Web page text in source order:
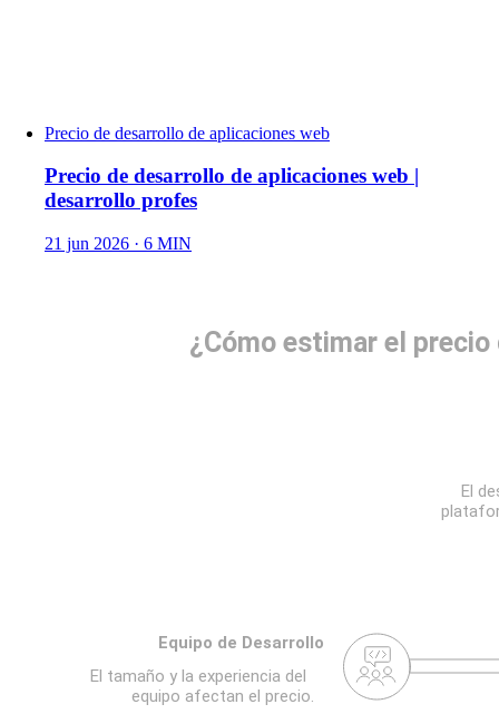
Precio de desarrollo de aplicaciones web
Precio de desarrollo de aplicaciones web |
desarrollo profes
21 jun 2026 · 6 MIN